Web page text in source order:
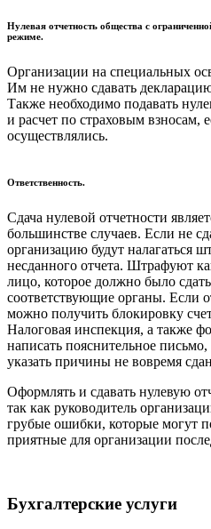
Нулевая отчетность общества с
режиме.
Организации на специальных
Им не нужно сдавать
Также необходимо подавать
и расчет по страховым взносам,
осуществлялись.
Ответственность.
Сдача нулевой отчетности
большинстве случаев. Если не
организацию будут налагаться
несданного отчета. Штрафуют
лицо, которое должно было сдать
соответствующие органы. Если
можно получить блокировку
Налоговая инспекция, а также
написать пояснительное
указать причины не вовремя
Оформлять и сдавать нулевую
так как руководитель
грубые ошибки, которые могут
приятные для организации
Бухгалтерские услуги